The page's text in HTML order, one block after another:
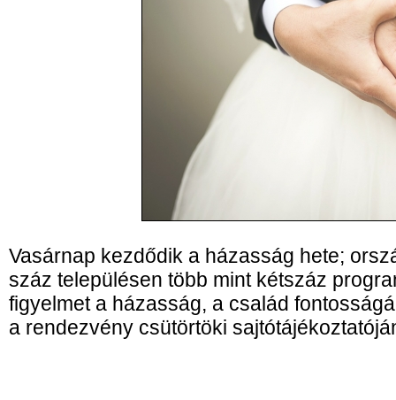
Vasárnap kezdődik a házasság hete;
száz településen több mint kétszáz
figyelmet a házasság, a család
a rendezvény csütörtöki